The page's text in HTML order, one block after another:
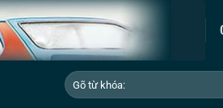
Tìm
kiếm: